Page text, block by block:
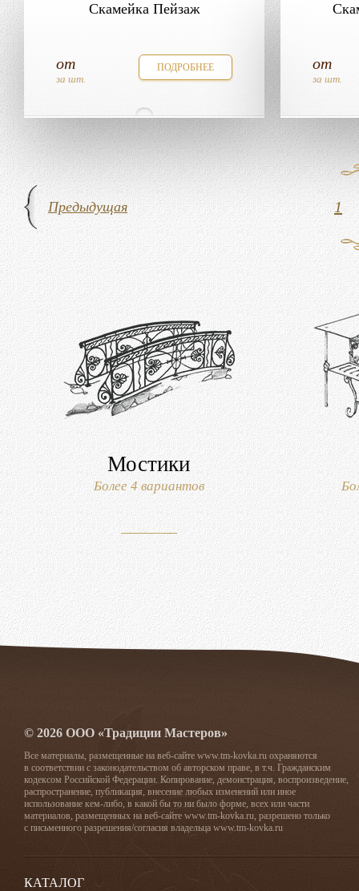
Скамейка Пейзаж
от
за шт.
ПОДРОБНЕЕ от
за шт.
Предыдущая 1
Мостики
Более 4 вариантов
© 2026 ООО «Традиции Мастеров»
Все материалы, размещенные на веб-сайте www.tm-kovka.ru охраняются
в соответствии с законодательством об авторском праве, в т.ч. Гражданским
кодексом Российской Федерации. Копирование, демонстрация, воспроизведение,
распространение, публикация, внесение любых изменений или иное
использование кем-либо, в какой бы то ни было форме, всех или части
материалов, размещенных на веб-сайте www.tm-kovka.ru, разрешено только
с письменного разрешения/согласия владельца www.tm-kovka.ru
КАТАЛОГ